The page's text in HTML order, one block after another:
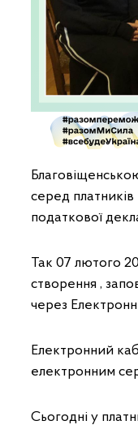
серед
податкової
Так 07 лютого
створення ,
через
Електронний
електронним
Сьогодні у